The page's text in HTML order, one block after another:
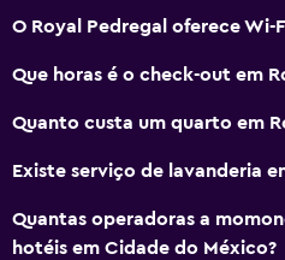
O Royal Pedregal oferece Wi-
Que horas é o check-out em
Quanto custa um quarto em
Existe serviço de lavanderia
Quantas operadoras a
hotéis em Cidade do México?